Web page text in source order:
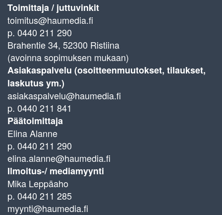
Toimittaja / juttuvinkit
toimitus@haumedia.fi
p. 0440 211 290
Brahentie 34, 52300 Ristiina
(avoinna sopimuksen mukaan)
Asiakaspalvelu (osoitteenmuutokset, tilaukset,
laskutus ym.)
asiakaspalvelu@haumedia.fi
p. 0440 211 841
Päätoimittaja
Elina Alanne
p. 0440 211 290
elina.alanne@haumedia.fi
Ilmoitus-/ mediamyynti
Mika Leppäaho
p. 0440 211 285
myynti@haumedia.fi